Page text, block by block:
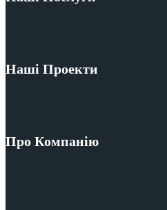
Наші Проекти
Про Компанію